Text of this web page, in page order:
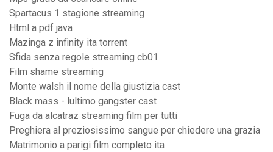
Spartacus 1 stagione streaming
Html a pdf java
Mazinga z infinity ita torrent
Sfida senza regole streaming cb01
Film shame streaming
Monte walsh il nome della giustizia cast
Black mass - lultimo gangster cast
Fuga da alcatraz streaming film per tutti
Preghiera al preziosissimo sangue per chiedere una grazia
Matrimonio a parigi film completo ita